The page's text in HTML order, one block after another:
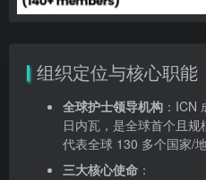
组织定位与核心职能
全球护士领导机构 ：ICN
日内瓦，是全球首个且规
代表全球 130 多个国家/
三大核心使命 ：